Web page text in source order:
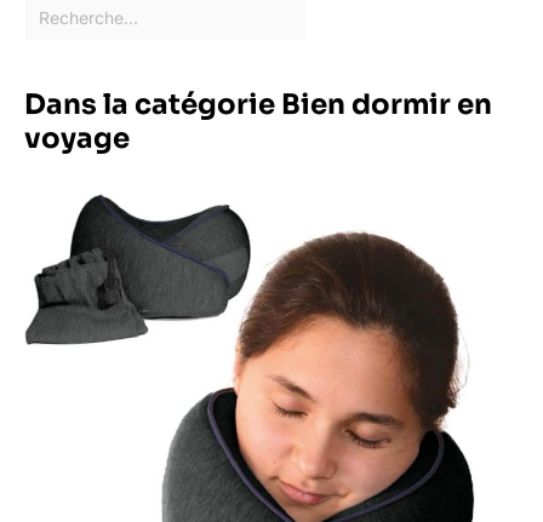
Dans la catégorie Bien dormir en
voyage